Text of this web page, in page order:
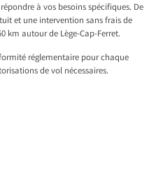
à vos besoins spécifiques. De
et une intervention sans frais de
km autour de Lège-Cap-Ferret.
réglementaire pour chaque
de vol nécessaires.